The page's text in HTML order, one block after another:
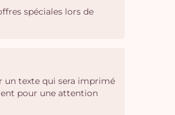
spéciales lors de
un texte qui sera imprimé
pour une attention